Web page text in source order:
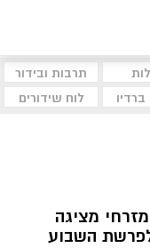
תרבות ובידור
לוח שידורים
מציגה
השבוע